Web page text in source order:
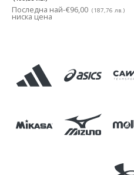
Последна най-
ниска цена
€96,00 (187,76 лв.)